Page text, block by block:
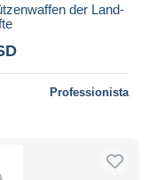
der Land-
Professionista